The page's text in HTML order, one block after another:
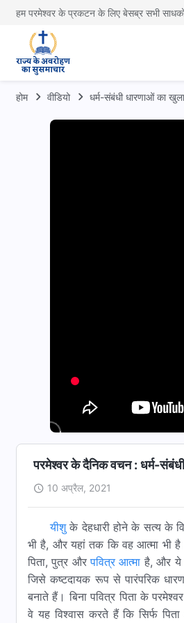
हम परमेश्वर के प्रकटन के लिए बेसब्र सभी
होम वीडियो धर्म-संबंधी धारणाओं का
परमेश्वर के दैनिक वचन : धर्म-
10 अप्रैल, 2021
यीशुके देहधारी होने के सत्य के
भी है, और यहां तक कि वह आत्मा भी
पिता, पुत्र औरपवित्र आत्मा है, और ये
जिसे कष्टदायक रूप से पारंपरिक
बनाते हैं। बिना पवित्र पिता के
वे यह विश्वास करते हैं कि सिर्फ